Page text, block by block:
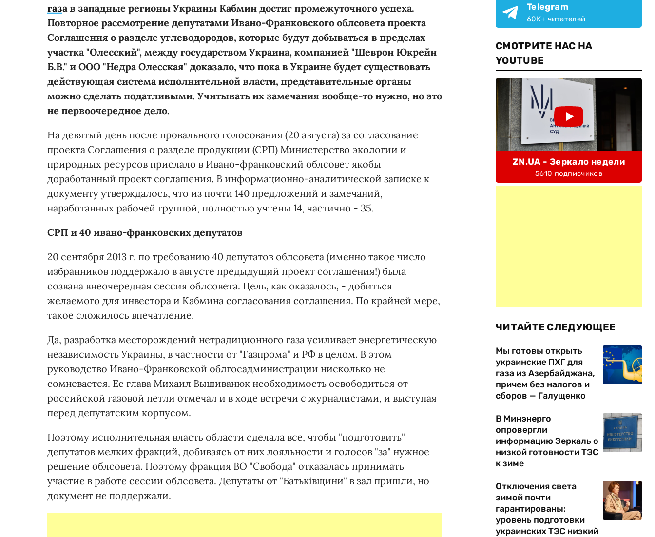
газа в западные регионы Украины Кабмин достиг промежуточного успеха.
Повторное рассмотрение депутатами Ивано-Франковского облсовета проекта
Соглашения о разделе углеводородов, которые будут добываться в пределах
участка "Олесский", между государством Украина, компанией "Шеврон Юкрейн
Б.В." и ООО "Недра Олесская" доказало, что пока в Украине будет существовать
действующая система исполнительной власти, представительные органы
можно сделать податливыми. Учитывать их замечания вообще-то нужно, но это
не первоочередное дело.
На девятый день после провального голосования (20 августа) за согласование
проекта Соглашения о разделе продукции (СРП) Министерство экологии и
природных ресурсов прислало в Ивано-франковский облсовет якобы
доработанный проект соглашения. В информационно-аналитической записке к
документу утверждалось, что из почти 140 предложений и замечаний,
наработанных рабочей группой, полностью учтены 14, частично - 35.
СРП и 40 ивано-франковских депутатов
20 сентября 2013 г. по требованию 40 депутатов облсовета (именно такое число
избранников поддержало в августе предыдущий проект соглашения!) была
созвана внеочередная сессия облсовета. Цель, как оказалось, - добиться
желаемого для инвестора и Кабмина согласования соглашения. По крайней мере,
такое сложилось впечатление.
Да, разработка месторождений нетрадиционного газа усиливает энергетическую
независимость Украины, в частности от "Газпрома" и РФ в целом. В этом
руководство Ивано-Франковской облгосадминистрации нисколько не
сомневается. Ее глава Михаил Вышиванюк необходимость освободиться от
российской газовой петли отмечал и в ходе встречи с журналистами, и выступая
перед депутатским корпусом.
Поэтому исполнительная власть области сделала все, чтобы "подготовить"
депутатов мелких фракций, добиваясь от них лояльности и голосов "за" нужное
решение облсовета. Поэтому фракция ВО "Свобода" отказалась принимать
участие в работе сессии облсовета. Депутаты от "Батьківщини" в зал пришли, но
документ не поддержали.
Telegram
60K+ читателей
СМОТРИТЕ НАС НА
YOUTUBE
ZN.UA - Зеркало недели
5610 подписчиков
ЧИТАЙТЕ СЛЕДУЮЩЕЕ
Мы готовы открыть
украинские ПХГ для
газа из Азербайджана,
причем без налогов и
сборов — Галущенко
В Минэнерго
опровергли
информацию Зеркаль о
низкой готовности ТЭС
к зиме
Отключения света
зимой почти
гарантированы:
уровень подготовки
украинских ТЭС низкий